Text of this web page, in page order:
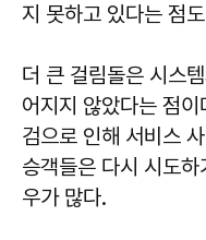
지 못하고 있다는 점
더 큰 걸림돌은 시스
어지지 않았다는 점
검으로 인해 서비스
승객들은 다시 시도
우가 많다.